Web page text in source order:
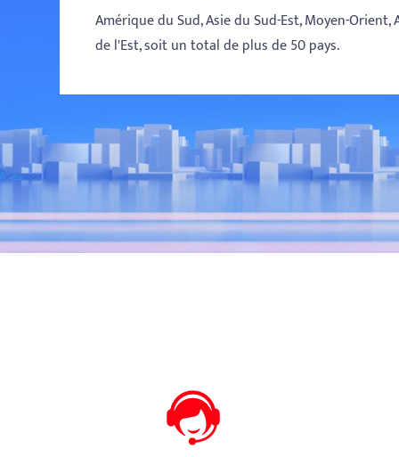
Amérique du Sud, Asie du Sud-Est, Moyen-
de l'Est, soit un total de plus de 50 pays.